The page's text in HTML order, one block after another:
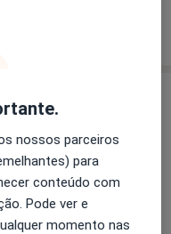
nossos parceiros
para
conteúdo com
Pode ver e
momento nas